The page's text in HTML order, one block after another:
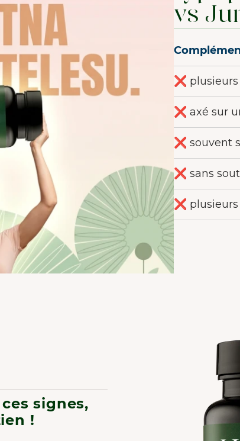
vs
❌
❌ axé sur
❌ souvent
❌ sans
❌
signes,
!
BIENVENUE CHEZ JUNAIU.
utilisons des cookies sur notre site web afin
Personnaliser